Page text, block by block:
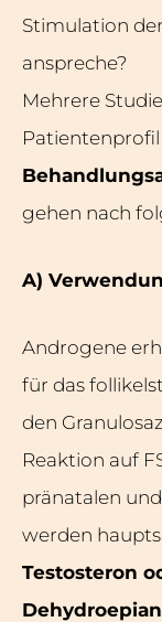
Stimulation
anspreche?
Mehrere
gehen nach
A)
Androgene
für das
den
Reaktion auf
pränatalen
werden
Testosteron